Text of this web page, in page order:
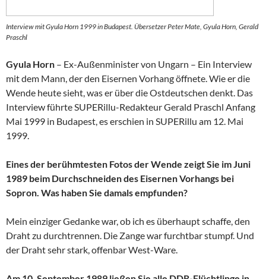
Interview mit Gyula Horn 1999 in Budapest. Übersetzer Peter Mate, Gyula Horn, Gerald
Praschl
Gyula Horn – Ex-Außenminister von Ungarn – Ein Interview
mit dem Mann, der den Eisernen Vorhang öffnete. Wie er die
Wende heute sieht, was er über die Ostdeutschen denkt. Das
Interview führte SUPERillu-Redakteur Gerald Praschl Anfang
Mai 1999 in Budapest, es erschien in SUPERillu am 12. Mai
1999.
Eines der berühmtesten Fotos der Wende zeigt Sie im Juni
1989 beim Durchschneiden des Eisernen Vorhangs bei
Sopron. Was haben Sie damals empfunden?
Mein einziger Gedanke war, ob ich es überhaupt schaffe, den
Draht zu durchtrennen. Die Zange war furchtbar stumpf. Und
der Draht sehr stark, offenbar West-Ware.